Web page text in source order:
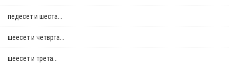
педесет и шеста...
шеесет и четврта...
шеесет и трета...